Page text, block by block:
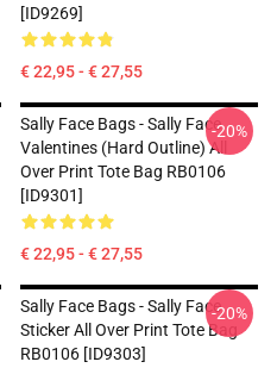
[ID9269]
€ 22,95 - € 27,55
Sally Face Bags - Sally Face
Valentines (Hard Outline) All
Over Print Tote Bag RB0106
[ID9301]
€ 22,95 - € 27,55
-20%
Sally Face Bags - Sally Face
Sticker All Over Print Tote Bag
RB0106 [ID9303]
-20%